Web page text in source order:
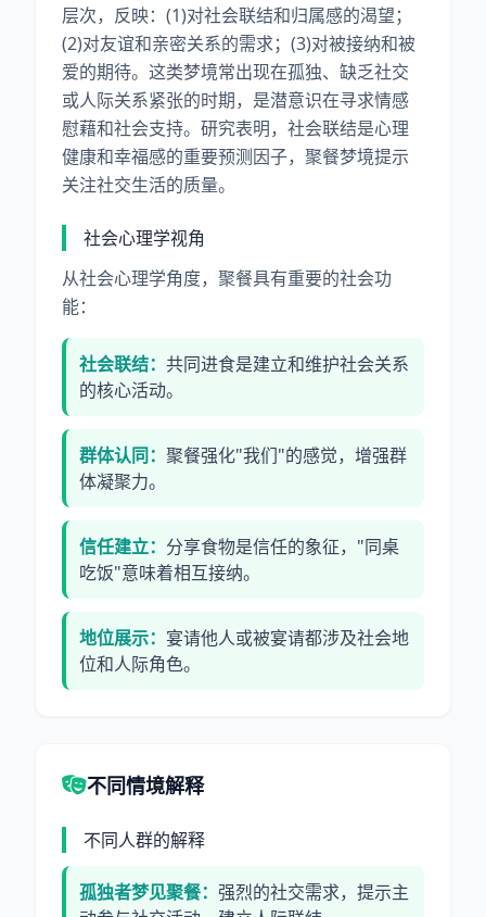
层次，反映：(1)对社会联结和归属感的渴望；
(2)对友谊和亲密关系的需求；(3)对被接纳和被
爱的期待。这类梦境常出现在孤独、缺乏社交
或人际关系紧张的时期，是潜意识在寻求情感
慰藉和社会支持。研究表明，社会联结是心理
健康和幸福感的重要预测因子，聚餐梦境提示
关注社交生活的质量。
社会心理学视角
从社会心理学角度，聚餐具有重要的社会功
能：
社会联结： 共同进食是建立和维护社会关系
的核心活动。
群体认同： 聚餐强化"我们"的感觉，增强群
体凝聚力。
信任建立： 分享食物是信任的象征，"同桌
吃饭"意味着相互接纳。
地位展示： 宴请他人或被宴请都涉及社会地
位和人际角色。
不同情境解释
不同人群的解释
孤独者梦见聚餐： 强烈的社交需求，提示主